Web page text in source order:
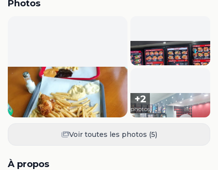
Photos
+2
photos
Voir toutes les photos (5)
À propos